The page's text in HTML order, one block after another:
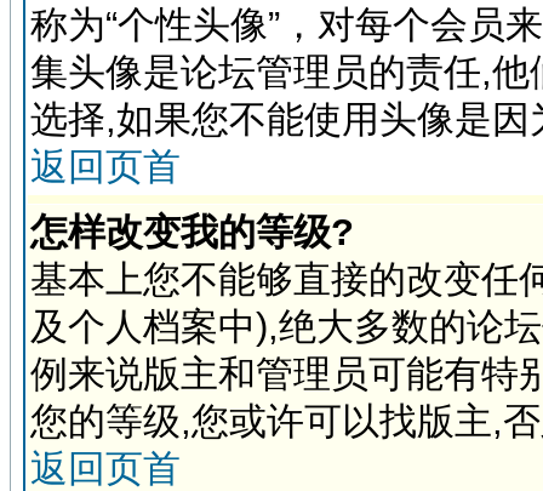
称为“个性头像”，对每个会员
集头像是论坛管理员的责任,
选择,如果您不能使用头像是
返回页首
怎样改变我的等级?
基本上您不能够直接的改变任
及个人档案中),绝大多数的论
例来说版主和管理员可能有特
您的等级,您或许可以找版主,
返回页首